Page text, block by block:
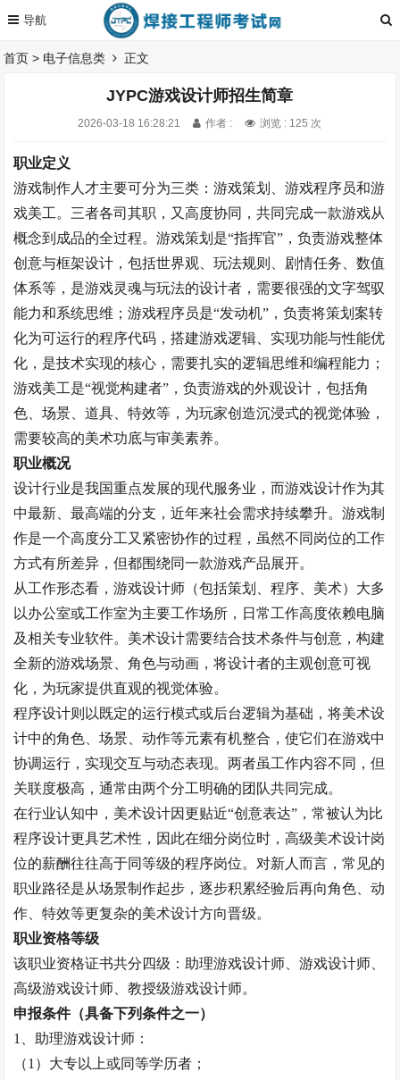
首页 > 电子信息类 正文
JYPC游戏设计师招生简章
2026-03-18 16:28:21 作者 : 浏览 : 125 次
职业定义
游戏制作人才主要可分为三类：游戏策划、游戏程序员和游
戏美工。三者各司其职，又高度协同，共同完成一款游戏从
概念到成品的全过程。游戏策划是“指挥官”，负责游戏整体
创意与框架设计，包括世界观、玩法规则、剧情任务、数值
体系等，是游戏灵魂与玩法的设计者，需要很强的文字驾驭
能力和系统思维 ；游戏程序员是“发动机”，负责将策划案转
化为可运行的程序代码，搭建游戏逻辑、实现功能与性能优
化，是技术实现的核心，需要扎实的逻辑思维和编程能力 ；
游戏美工是“视觉构建者”，负责游戏的外观设计，包括角
色、场景、道具、特效等，为玩家创造沉浸式的视觉体验，
需要较高的美术功底与审美素养。
职业概况
设计行业是我国重点发展的现代服务业，而游戏设计作为其
中最新、最高端的分支，近年来社会需求持续攀升。游戏制
作是一个高度分工又紧密协作的过程，虽然不同岗位的工作
方式有所差异，但都围绕同一款游戏产品展开。
从工作形态看，游戏设计师（包括策划、程序、美术）大多
以办公室或工作室为主要工作场所，日常工作高度依赖电脑
及相关专业软件。美术设计需要结合技术条件与创意，构建
全新的游戏场景、角色与动画，将设计者的主观创意可视
化，为玩家提供直观的视觉体验。
程序设计则以既定的运行模式或后台逻辑为基础，将美术设
计中的角色、场景、动作等元素有机整合，使它们在游戏中
协调运行，实现交互与动态表现。两者虽工作内容不同，但
关联度极高，通常由两个分工明确的团队共同完成。
在行业认知中，美术设计因更贴近“创意表达”，常被认为比
程序设计更具艺术性，因此在细分岗位时，高级美术设计岗
位的薪酬往往高于同等级的程序岗位。对新人而言，常见的
职业路径是从场景制作起步，逐步积累经验后再向角色、动
作、特效等更复杂的美术设计方向晋级。
职业资格等级
该职业资格证书共分四级：助理游戏设计师、游戏设计师、
高级游戏设计师、教授级游戏设计师。
申报条件（具备下列条件之一）
1、助理游戏设计师：
（1）大专以上或同等学历者；